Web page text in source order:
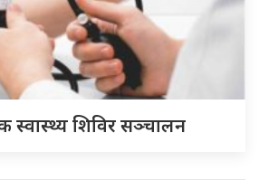
स्वास्थ्य शिविर सञ्चालन